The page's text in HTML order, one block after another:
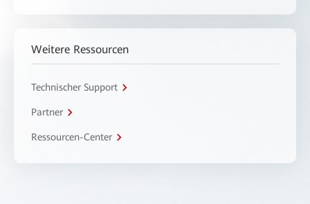
Weitere Ressourcen
Technischer Support
Partner
Ressourcen-Center